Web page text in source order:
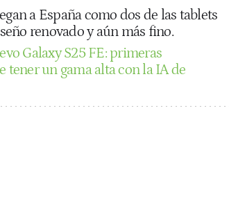
a España como dos de las tablets
renovado y aún más fino.
Galaxy S25 FE: primeras
tener un gama alta con la IA de